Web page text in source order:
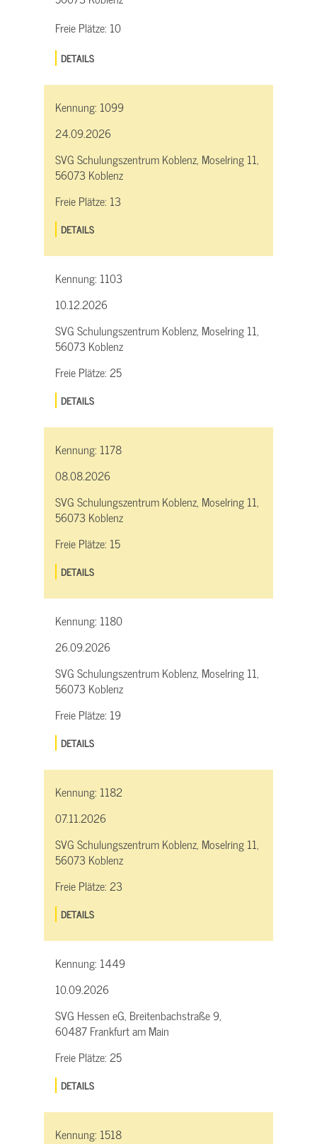
Freie Plätze: 10
DETAILS
Kennung: 1099
24.09.2026
SVG Schulungszentrum Koblenz, Moselring 11,
56073 Koblenz
Freie Plätze: 13
DETAILS
Kennung: 1103
10.12.2026
SVG Schulungszentrum Koblenz, Moselring 11,
56073 Koblenz
Freie Plätze:25
DETAILS
Kennung: 1178
08.08.2026
SVG Schulungszentrum Koblenz, Moselring 11,
56073 Koblenz
Freie Plätze: 15
DETAILS
Kennung: 1180
26.09.2026
SVG Schulungszentrum Koblenz, Moselring 11,
56073 Koblenz
Freie Plätze: 19
DETAILS
Kennung: 1182
07.11.2026
SVG Schulungszentrum Koblenz, Moselring 11,
56073 Koblenz
Freie Plätze:23
DETAILS
Kennung: 1449
10.09.2026
SVG Hessen eG, Breitenbachstraße 9,
60487 Frankfurt am Main
Freie Plätze:25
DETAILS
Kennung: 1518